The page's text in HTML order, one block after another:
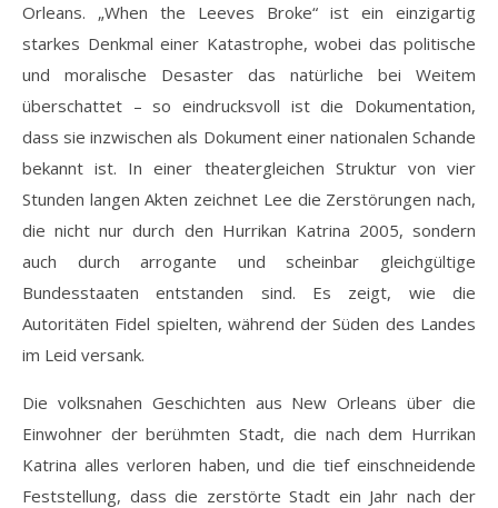
Orleans. „When the Leeves Broke“ ist ein einzigartig
starkes Denkmal einer Katastrophe, wobei das politische
und moralische Desaster das natürliche bei Weitem
überschattet – so eindrucksvoll ist die Dokumentation,
dass sie inzwischen als Dokument einer nationalen Schande
bekannt ist. In einer theatergleichen Struktur von vier
Stunden langen Akten zeichnet Lee die Zerstörungen nach,
die nicht nur durch den Hurrikan Katrina 2005, sondern
auch durch arrogante und scheinbar gleichgültige
Bundesstaaten entstanden sind. Es zeigt, wie die
Autoritäten Fidel spielten, während der Süden des Landes
im Leid versank.
Die volksnahen Geschichten aus New Orleans über die
Einwohner der berühmten Stadt, die nach dem Hurrikan
Katrina alles verloren haben, und die tief einschneidende
Feststellung, dass die zerstörte Stadt ein Jahr nach der